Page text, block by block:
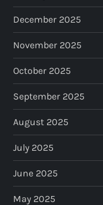
i
o
n
December 2025
November 2025
October 2025
September 2025
August 2025
July 2025
June 2025
May 2025